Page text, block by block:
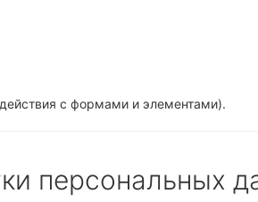
с формами и элементами).
персональных